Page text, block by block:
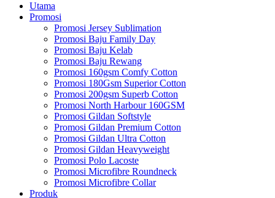
Utama
Promosi
Promosi Jersey Sublimation
Promosi Baju Family Day
Promosi Baju Kelab
Promosi Baju Rewang
Promosi 160gsm Comfy Cotton
Promosi 180Gsm Superior Cotton
Promosi 200gsm Superb Cotton
Promosi North Harbour 160GSM
Promosi Gildan Softstyle
Promosi Gildan Premium Cotton
Promosi Gildan Ultra Cotton
Promosi Gildan Heavyweight
Promosi Polo Lacoste
Promosi Microfibre Roundneck
Promosi Microfibre Collar
Produk